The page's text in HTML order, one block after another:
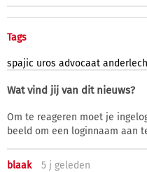
Tags
spajic uros advocaat
Wat vind jij van dit nieuws?
Om te reageren moet je
beeld om een loginnaam aan
blaak 5 j geleden